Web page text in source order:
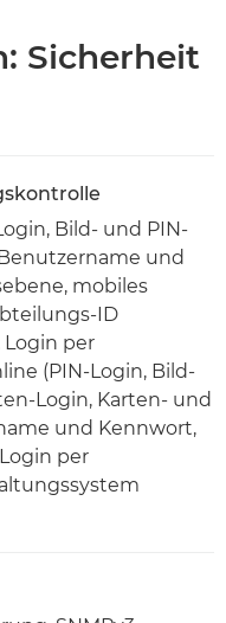
Sicherheit
Bild- und PIN-
und
mobiles
ID
Login per
(PIN-Login, Bild-
Login, Karten- und
und Kennwort,
per